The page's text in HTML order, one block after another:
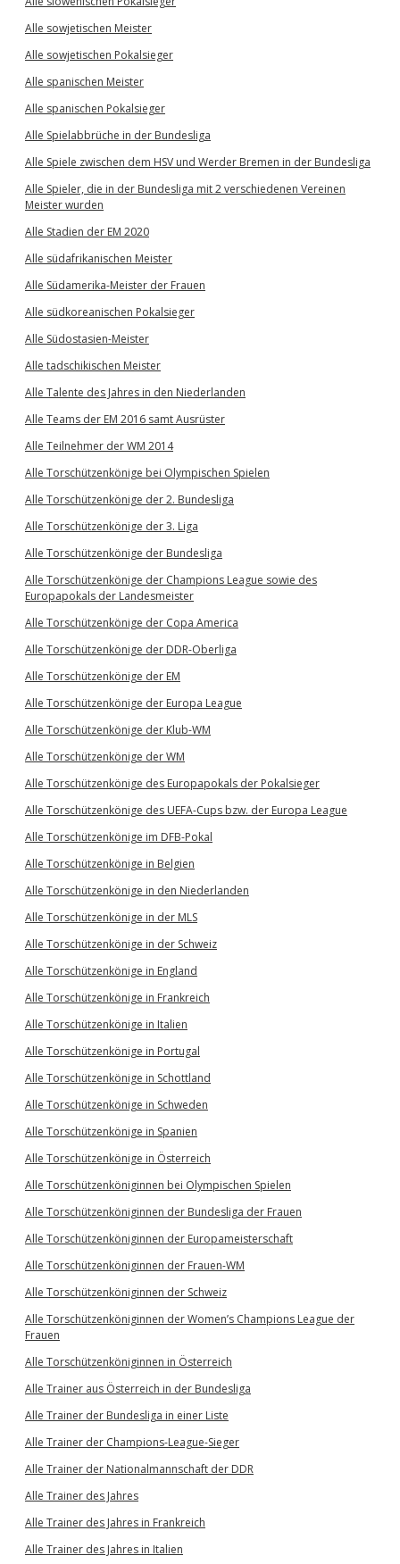
Alle sowjetischen Meister
Alle sowjetischen Pokalsieger
Alle spanischen Meister
Alle spanischen Pokalsieger
Alle Spielabbrüche in der Bundesliga
Alle Spiele zwischen dem HSV und Werder Bremen in der Bundesliga
Alle Spieler, die in der Bundesliga mit 2 verschiedenen Vereinen
Meister wurden
Alle Stadien der EM 2020
Alle südafrikanischen Meister
Alle Südamerika-Meister der Frauen
Alle südkoreanischen Pokalsieger
Alle Südostasien-Meister
Alle tadschikischen Meister
Alle Talente des Jahres in den Niederlanden
Alle Teams der EM 2016 samt Ausrüster
Alle Teilnehmer der WM 2014
Alle Torschützenkönige bei Olympischen Spielen
Alle Torschützenkönige der 2. Bundesliga
Alle Torschützenkönige der 3. Liga
Alle Torschützenkönige der Bundesliga
Alle Torschützenkönige der Champions League sowie des
Europapokals der Landesmeister
Alle Torschützenkönige der Copa America
Alle Torschützenkönige der DDR-Oberliga
Alle Torschützenkönige der EM
Alle Torschützenkönige der Europa League
Alle Torschützenkönige der Klub-WM
Alle Torschützenkönige der WM
Alle Torschützenkönige des Europapokals der Pokalsieger
Alle Torschützenkönige des UEFA-Cups bzw. der Europa League
Alle Torschützenkönige im DFB-Pokal
Alle Torschützenkönige in Belgien
Alle Torschützenkönige in den Niederlanden
Alle Torschützenkönige in der MLS
Alle Torschützenkönige in der Schweiz
Alle Torschützenkönige in England
Alle Torschützenkönige in Frankreich
Alle Torschützenkönige in Italien
Alle Torschützenkönige in Portugal
Alle Torschützenkönige in Schottland
Alle Torschützenkönige in Schweden
Alle Torschützenkönige in Spanien
Alle Torschützenkönige in Österreich
Alle Torschützenköniginnen bei Olympischen Spielen
Alle Torschützenköniginnen der Bundesliga der Frauen
Alle Torschützenköniginnen der Europameisterschaft
Alle Torschützenköniginnen der Frauen-WM
Alle Torschützenköniginnen der Schweiz
Alle Torschützenköniginnen der Women’s Champions League der
Frauen
Alle Torschützenköniginnen in Österreich
Alle Trainer aus Österreich in der Bundesliga
Alle Trainer der Bundesliga in einer Liste
Alle Trainer der Champions-League-Sieger
Alle Trainer der Nationalmannschaft der DDR
Alle Trainer des Jahres
Alle Trainer des Jahres in Frankreich
Alle Trainer des Jahres in Italien